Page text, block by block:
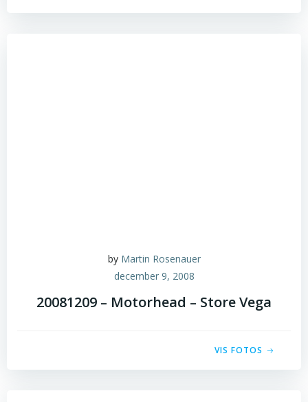
by Martin Rosenauer
december 9, 2008
20081209 – Motorhead – Store Vega
VIS FOTOS